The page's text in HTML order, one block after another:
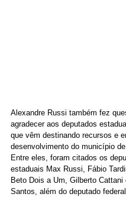
Alexandre Russi também fez
agradecer aos deputados
que vêm destinando recursos e
desenvolvimento do município
Entre eles, foram citados os
estaduais Max Russi, Fábio
Beto Dois a Um, Gilberto Cattani
Santos, além do deputado